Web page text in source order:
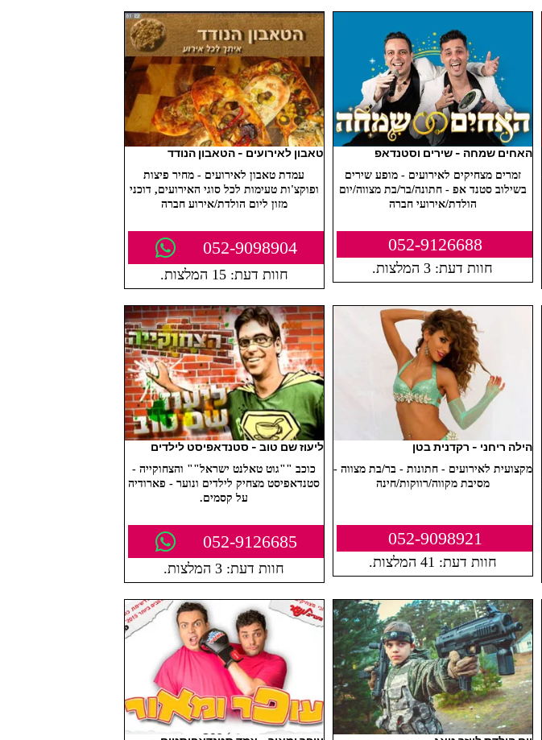
האחים שמחה - שירים וסטנדאפ
זמרים מצחיקים לאירועים - מופע שירים
בשילוב סטנד אפ - חתונה/בר/בת מצווה/יום
הולדת/אירועי חברה
052-9126688
חוות דעת: 3 המלצות.
טאבון לאירועים - הטאבון הנודד
עמדת טאבון לאירועים - מחיר פיצות
ופוקצ'ות טעימות לכל סוגי האירועים, דוכני
מזון ליום הולדת/אירוע חברה
052-9098904
חוות דעת: 15 המלצות.
הילה ריחני - רקדנית בטן
מקצועית לאירועים - חתונות - בר/בת מצווה -
מסיבת מקווה/רווקות/חינה
052-9098921
חוות דעת: 41 המלצות.
ליעוז שם טוב - סטנדאפיסט לילדים
כוכב ""גוט טאלנט ישראל"" והצחוקייה -
סטנדאפיסט מצחיק לילדים ונוער - פארודיה
על קסמים.
052-9126685
חוות דעת: 3 המלצות.